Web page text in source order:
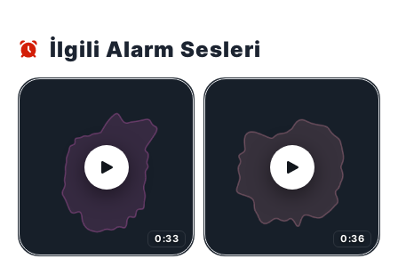
İlgili Alarm Sesleri
0:33 0:36